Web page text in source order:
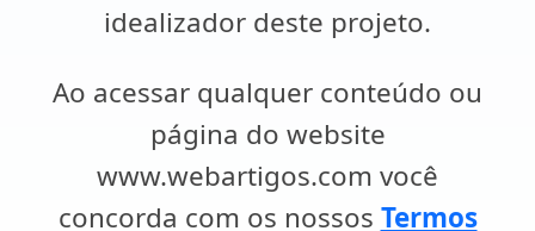
idealizador deste projeto.
Ao acessar qualquer conteúdo ou
página do website
www.webartigos.com você
concorda com os nossos Termos